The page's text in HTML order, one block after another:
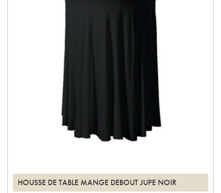
HOUSSE DE TABLE MANGE DEBOUT JUPE NOIR